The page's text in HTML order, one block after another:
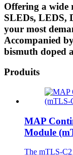
Offering a wide
SLEDs, LEDS,
your most
Accompanied
bismuth doped
Produits
MAP
Module
The mTLS-C2